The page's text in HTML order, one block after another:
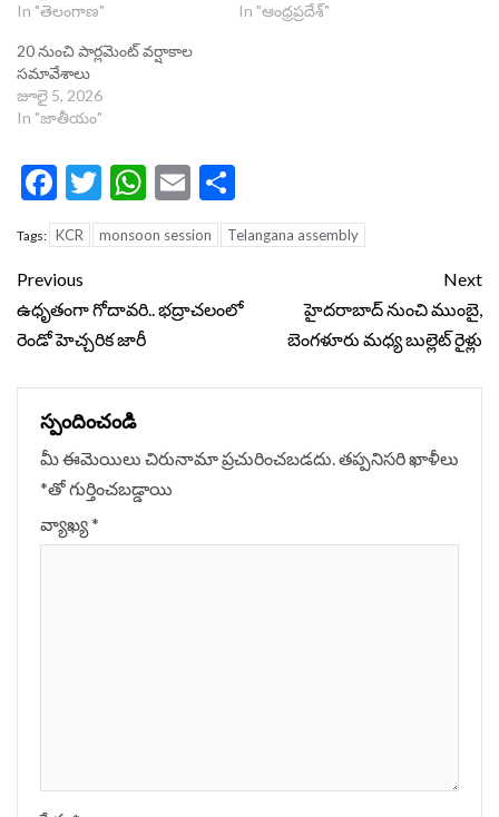
In "తెలంగాణ"
In "ఆంధ్రప్రదేశ్"
20 నుంచి పార్లమెంట్‌ వర్షాకాల
సమావేశాలు
జూలై 5, 2026
In "జాతీయం"
Facebook
Twitter
WhatsApp
Email
Tags: KCR monsoon session Telangana assembly
Continue
Reading
Previous
ఉధృతంగా గోదావరి.. భద్రాచలంలో
రెండో హెచ్చరిక జారీ
Next
హైదరాబాద్ నుంచి ముంబై,
బెంగళూరు మధ్య బుల్లెట్ రైళ్లు
స్పందించండి
మీ ఈమెయిలు చిరునామా ప్రచురించబడదు.తప్పనిసరి ఖాళీలు
*‌తో గుర్తించబడ్డాయి
వ్యాఖ్య*